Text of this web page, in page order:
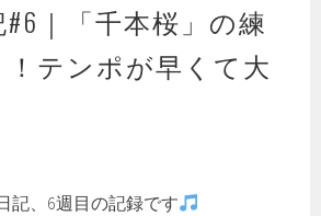
#6｜「千本桜」の練
テンポが早くて大
記、6週目の記録です